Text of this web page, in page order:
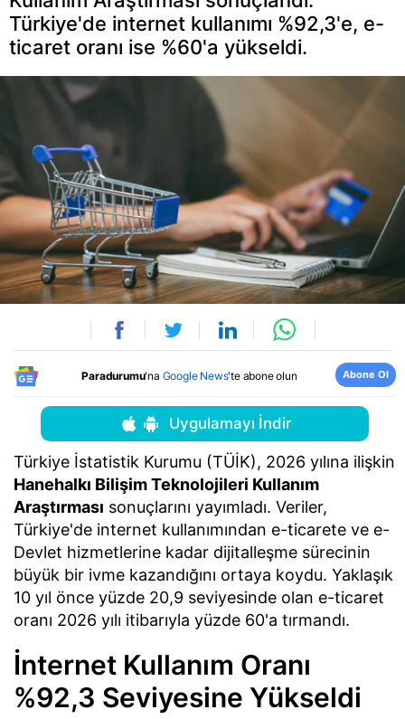
Türkiye'de internet kullanımı %92,3'e, e-
ticaret oranı ise %60'a yükseldi.
Paradurumu'na Google News'te abone olun Abone Ol
Uygulamayı İndir
Türkiye İstatistik Kurumu (TÜİK), 2026 yılına ilişkin
Hanehalkı Bilişim Teknolojileri Kullanım
Araştırması sonuçlarını yayımladı. Veriler,
Türkiye'de internet kullanımından e-ticarete ve e-
Devlet hizmetlerine kadar dijitalleşme sürecinin
büyük bir ivme kazandığını ortaya koydu. Yaklaşık
10 yıl önce yüzde 20,9 seviyesinde olan e-ticaret
oranı 2026 yılı itibarıyla yüzde 60'a tırmandı.
İnternet Kullanım Oranı
%92,3 Seviyesine Yükseldi